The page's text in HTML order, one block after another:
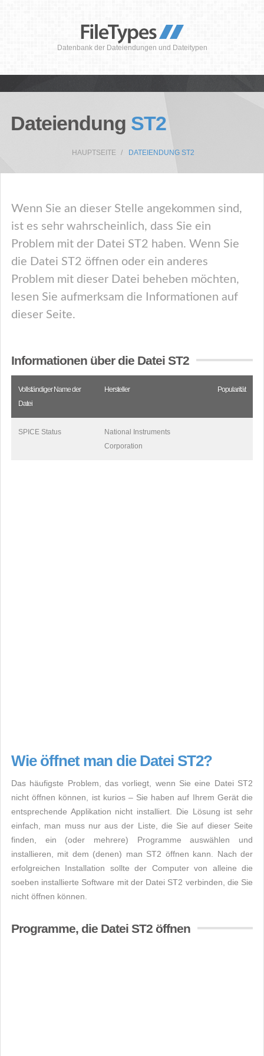
Datenbank der Dateiendungen und Dateitypen
Dateiendung ST2
HAUPTSEITE DATEIENDUNG ST2
Wenn Sie an dieser Stelle angekommen sind,
ist es sehr wahrscheinlich, dass Sie ein
Problem mit der Datei ST2 haben. Wenn Sie
die Datei ST2 öffnen oder ein anderes
Problem mit dieser Datei beheben möchten,
lesen Sie aufmerksam die Informationen auf
dieser Seite.
Informationen über die Datei ST2
Vollständiger Name der
Datei
Hersteller Popularität
SPICE Status
National Instruments
Corporation
Wie öffnet man die Datei ST2?
Das häufigste Problem, das vorliegt, wenn Sie eine Datei ST2
nicht öffnen können, ist kurios – Sie haben auf Ihrem Gerät die
entsprechende Applikation nicht installiert. Die Lösung ist sehr
einfach, man muss nur aus der Liste, die Sie auf dieser Seite
finden, ein (oder mehrere) Programme auswählen und
installieren, mit dem (denen) man ST2 öffnen kann. Nach der
erfolgreichen Installation sollte der Computer von alleine die
soeben installierte Software mit der Datei ST2 verbinden, die Sie
nicht öffnen können.
Programme, die Datei ST2 öffnen